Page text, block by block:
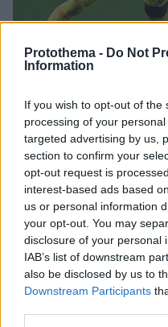
Protothema - Do Not
Information
If you wish to opt-out of
processing of your
targeted advertising by us,
section to confirm your
opt-out request is
interest-based ads based
us or personal information
your opt-out. You may
disclosure of your personal
IAB’s list of downstream
also be disclosed by us to
Downstream Participants
Κατήγγειλε ρατσιστική
αμυντικός της ΑΕΚ,
Ο ποδοσφαιριστής της
έδωσε την πρόκριση
Κυπέλλου - Η
11.01.2025, 20:11 15